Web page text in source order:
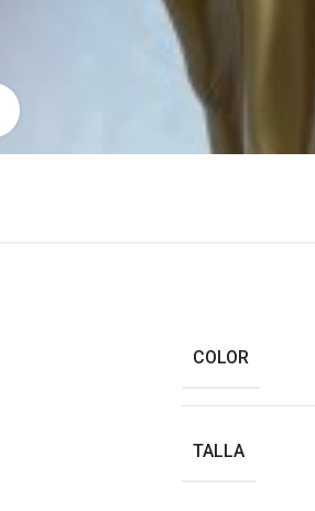
Haga clic para ampliar
COLOR
TALLA